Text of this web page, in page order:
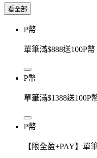
看全部
P幣
單筆滿$888送100P幣
P幣
單筆滿$1388送100P
P幣
【限全盈+PAY】單